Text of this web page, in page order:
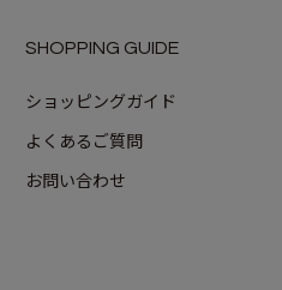
SHOPPING GUIDE
ショッピングガイド
よくあるご質問
お問い合わせ